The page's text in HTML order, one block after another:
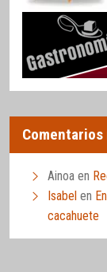
Ainoa en
Isabel en
cacahuete